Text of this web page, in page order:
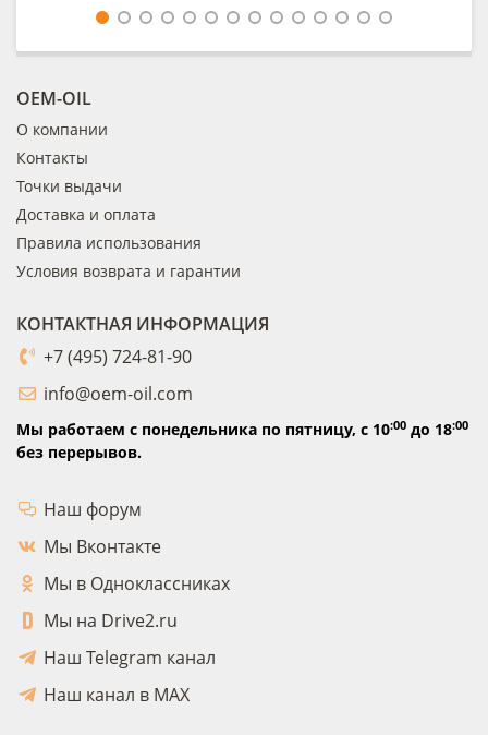
OEM-OIL
О компании
Контакты
Точки выдачи
Доставка и оплата
Правила использования
Условия возврата и гарантии
КОНТАКТНАЯ ИНФОРМАЦИЯ
+7 (495) 724-81-90
info@oem-oil.com
Мы работаем с понедельника по пятницу, с 10:00 до 18:00
без перерывов.
Наш форум
Мы Вконтакте
Мы в Одноклассниках
Мы на Drive2.ru
Наш Telegram канал
Наш канал в MAX